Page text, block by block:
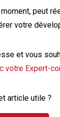
moment, peut
votre
et vous
votre Expert-
article utile ?